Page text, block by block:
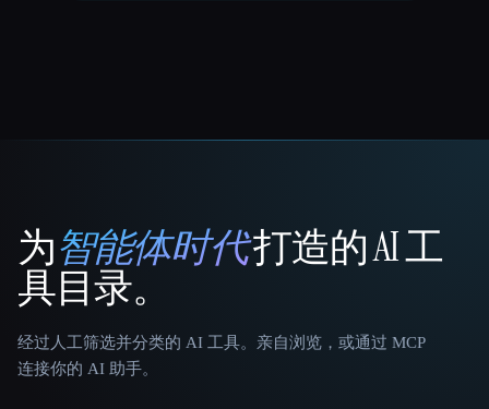
That AI Collection
为智能体时代打造的 AI 工
具目录。
经过人工筛选并分类的 AI 工具。亲自浏览，或通过 MCP
连接你的 AI 助手。